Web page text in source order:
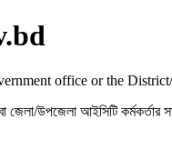
office or the
জেলা/উপজেলা আইসিটি